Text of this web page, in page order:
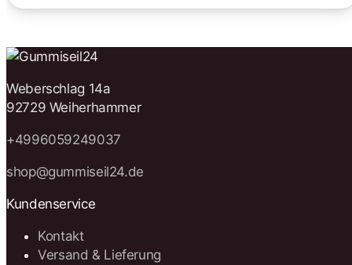
Weberschlag 14a
92729 Weiherhammer
+4996059249037
shop@gummiseil24.de
Kundenservice
Kontakt
Versand & Lieferung